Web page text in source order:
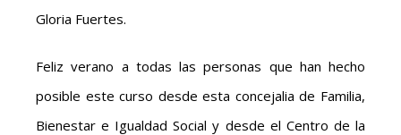
Gloria Fuertes.
Feliz verano a todas las personas que han hecho
posible este curso desde esta concejalia de Familia,
Bienestar e Igualdad Social y desde el Centro de la